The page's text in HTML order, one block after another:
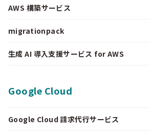
AWS 構築サービス
migrationpack
生成 AI 導入支援サービス for AWS
Google Cloud
Google Cloud 請求代行サービス